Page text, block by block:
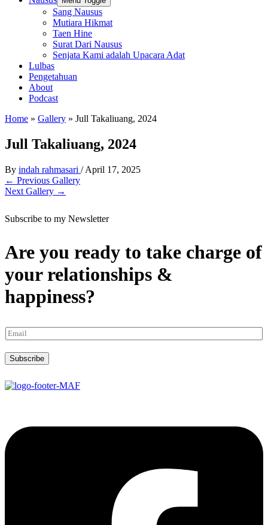
Sang Nausus
Mutiara Hikmat
Taen Hine
Surat Dari Nausus
Senjata Kami adalah Upacara Adat
Lulbas
Pengetahuan
About
Podcast
Home » Gallery » Jull Takaliuang, 2024
Jull Takaliuang, 2024
By indah rahmasari /April 17, 2025
← Previous Gallery
Next Gallery →
Subscribe to my Newsletter
Are you ready to take charge of
your relationships &
happiness?
Subscribe